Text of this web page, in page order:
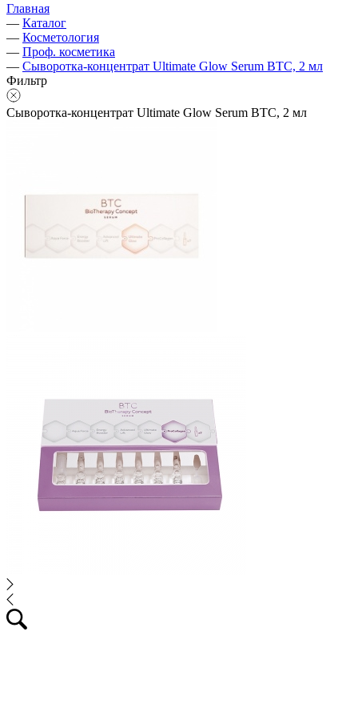
Главная
— Каталог
— Косметология
— Проф. косметика
— Сыворотка-концентрат Ultimate Glow Serum BTC, 2 мл
Фильтр
Сыворотка-концентрат Ultimate Glow Serum BTC, 2 мл